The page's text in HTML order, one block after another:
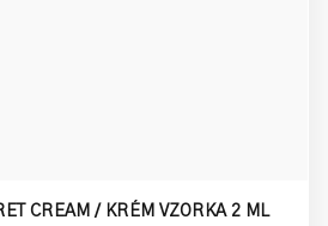
CREAM / KRÉM VZORKA 2 ML